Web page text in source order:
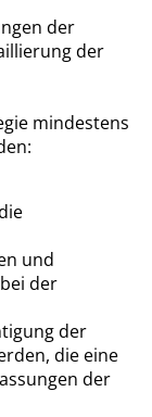
der
der
mindestens
und
der
der
die eine
der